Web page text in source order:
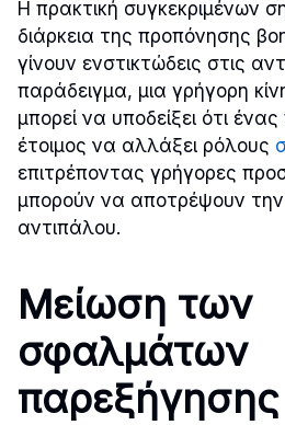
Η πρακτική συγκεκριμένων
διάρκεια της προπόνησης
γίνουν ενστικτώδεις στις
παράδειγμα, μια γρήγορη
μπορεί να υποδείξει ότι ένας
έτοιμος να αλλάξει ρόλους
επιτρέποντας γρήγορες
μπορούν να αποτρέψουν την
αντιπάλου.
Μείωση των
σφαλμάτων
παρεξήγησης